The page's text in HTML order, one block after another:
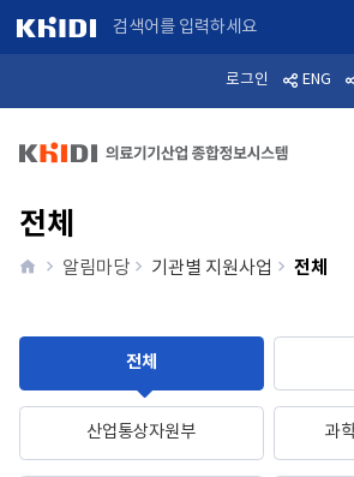
로그인 ENG
전체
home알림마당 기관별 지원사업 전체
전체
산업통상자원부 과